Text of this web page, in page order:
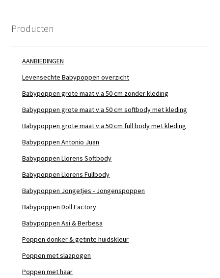
Producten
AANBIEDINGEN
Levensechte Babypoppen overzicht
Babypoppen grote maat v.a 50 cm zonder kleding
Babypoppen grote maat v.a 50 cm softbody met kleding
Babypoppen grote maat v.a 50 cm full body met kleding
Babypoppen Antonio Juan
Babypoppen Llorens Softbody
Babypoppen Llorens Fullbody
Babypoppen Jongetjes - Jongenspoppen
Babypoppen Doll Factory
Babypoppen Asi & Berbesa
Poppen donker & getinte huidskleur
Poppen met slaapogen
Poppen met haar